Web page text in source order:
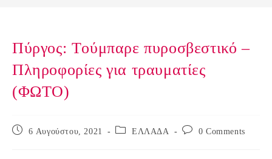
Πύργος: Tούμπαρε πυροσβεστικό –
Πληροφορίες για τραυματίες
(ΦΩΤΟ)
Post
6 Αυγούστου, 2021
Post ΕΛΛΑΔΑ
Post 0 Comments